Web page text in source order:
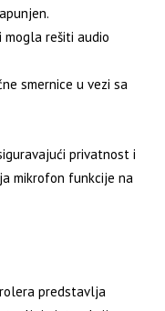
mogla rešiti audio
smernice u vezi sa
privatnost i
mikrofon funkcije na
predstavlja